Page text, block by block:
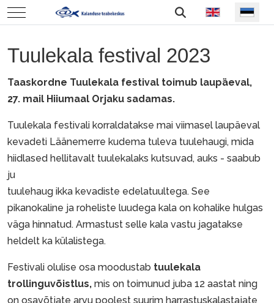
Mobile Menu Toggle Vali keel
Tuulekala festival 2023
Taaskordne Tuulekala festival toimub laupäeval,
27. mail Hiiumaal Orjaku sadamas.
Tuulekala festivali korraldatakse mai viimasel laupäeval
kevadeti Läänemerre kudema tuleva tuulehaugi, mida
hiidlased hellitavalt tuulekalaks kutsuvad, auks - saabub
ju
tuulehaug ikka kevadiste edelatuultega. See
pikanokaline ja roheliste luudega kala on kohalike hulgas
väga hinnatud. Armastust selle kala vastu jagatakse
heldelt ka külalistega.
Festivali olulise osa moodustab tuulekala
trollinguvõistlus, mis on toimunud juba 12 aastat ning
on osavõtjate arvu poolest suurim harrastuskalastajate